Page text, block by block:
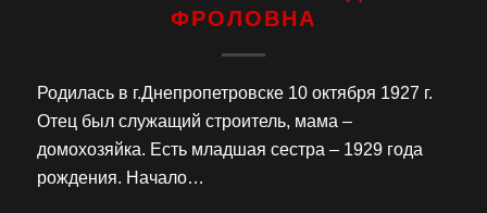
ФРОЛОВНА
Родилась в г.Днепропетровске 10 октября 1927 г.
Отец был служащий строитель, мама –
домохозяйка. Есть младшая сестра – 1929 года
рождения. Начало…